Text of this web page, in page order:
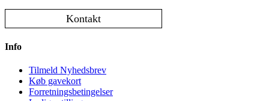
Kontakt
Info
Tilmeld Nyhedsbrev
Køb gavekort
Forretningsbetingelser